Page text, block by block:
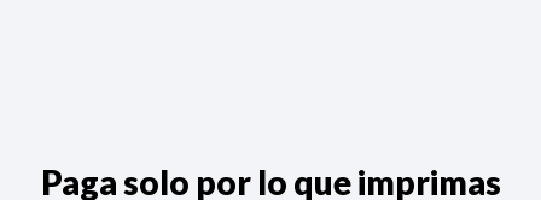
Paga solo por lo que imprimas